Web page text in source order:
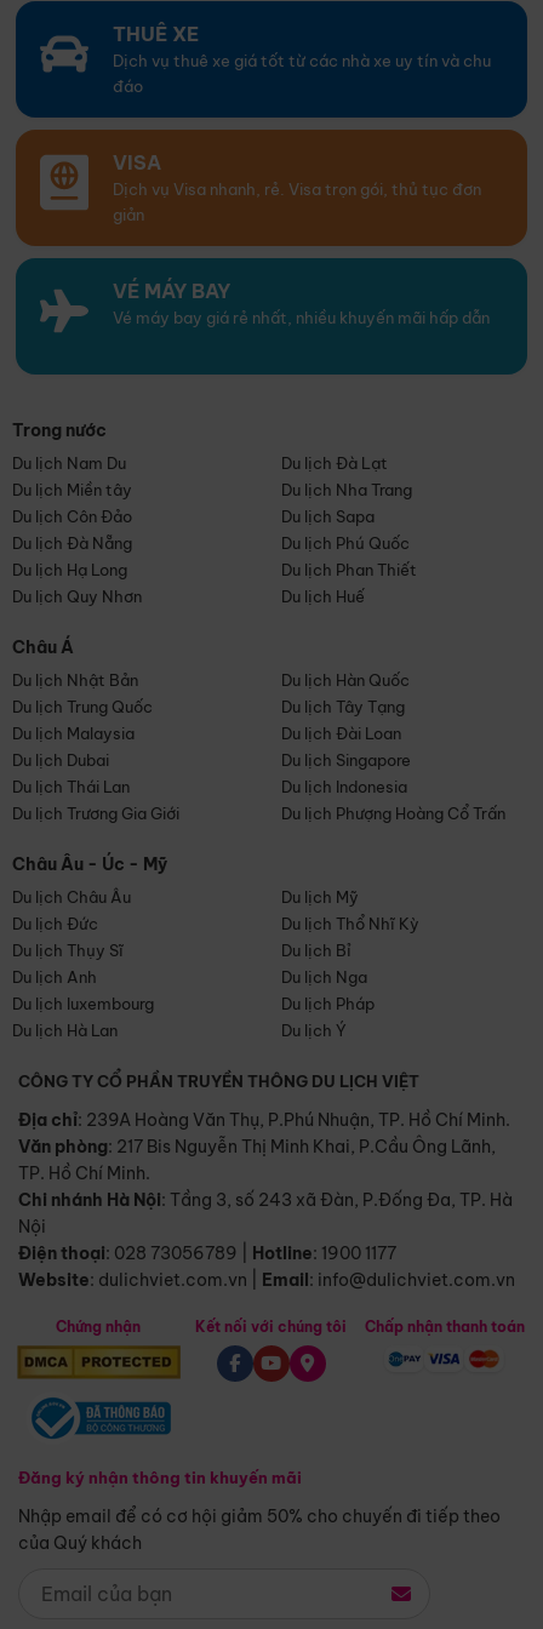
THUÊ XE
Dịch vụ thuê xe giá tốt từ các nhà xe uy tín và chu
đáo
VISA
Dịch vụ Visa nhanh, rẻ. Visa trọn gói, thủ tục đơn
giản
VÉ MÁY BAY
Vé máy bay giá rẻ nhất, nhiều khuyến mãi hấp dẫn
Trong nước
Du lịch Nam Du
Du lịch Đà Lạt
Du lịch Miền tây
Du lịch Nha Trang
Du lịch Côn Đảo
Du lịch Sapa
Du lịch Đà Nẵng
Du lịch Phú Quốc
Du lịch Hạ Long
Du lịch Phan Thiết
Du lịch Quy Nhơn
Du lịch Huế
Châu Á
Du lịch Nhật Bản
Du lịch Hàn Quốc
Du lịch Trung Quốc
Du lịch Tây Tạng
Du lịch Malaysia
Du lịch Đài Loan
Du lịch Dubai
Du lịch Singapore
Du lịch Thái Lan
Du lịch Indonesia
Du lịch Trương Gia Giới
Du lịch Phượng Hoàng Cổ Trấn
Châu Âu - Úc - Mỹ
Du lịch Châu Âu
Du lịch Mỹ
Du lịch Đức
Du lịch Thổ Nhĩ Kỳ
Du lịch Thụy Sĩ
Du lịch Bỉ
Du lịch Anh
Du lịch Nga
Du lịch luxembourg
Du lịch Pháp
Du lịch Hà Lan
Du lịch Ý
CÔNG TY CỔ PHẦN TRUYỀN THÔNG DU LỊCH VIỆT
Địa chỉ: 239A Hoàng Văn Thụ, P.Phú Nhuận, TP. Hồ Chí Minh.
Văn phòng: 217 Bis Nguyễn Thị Minh Khai, P.Cầu Ông Lãnh,
TP. Hồ Chí Minh.
Chi nhánh Hà Nội: Tầng 3, số 243 xã Đàn, P.Đống Đa, TP. Hà
Nội
Điện thoại: 028 73056789 Hotline: 1900 1177
Website: dulichviet.com.vn Email: info@dulichviet.com.vn
Chứng nhận
Đăng ký nhận thông tin khuyến mãi
Nhập email để có cơ hội giảm 50% cho chuyến đi tiếp theo
của Quý khách
Kết nối với chúng tôi Chấp nhận thanh toán